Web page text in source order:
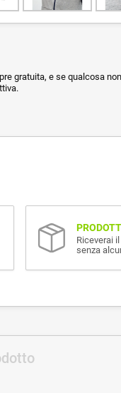
gratuita, e se qualcosa
Riceverai
senza